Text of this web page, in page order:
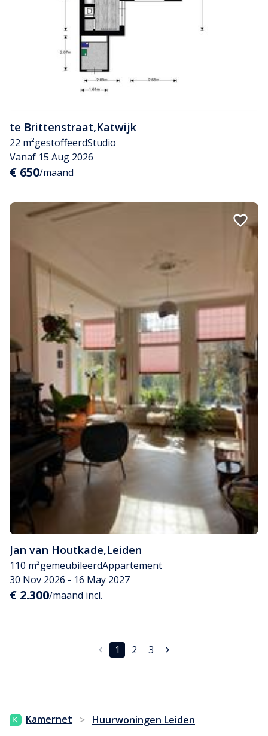
te Brittenstraat,Katwijk
22 m²gestoffeerdStudio
Vanaf 15 Aug 2026
€ 650/maand
Jan van Houtkade,Leiden
110 m²gemeubileerdAppartement
30 Nov 2026 - 16 May 2027
€ 2.300/maand incl.
1 2 3
Kamernet > Huurwoningen Leiden